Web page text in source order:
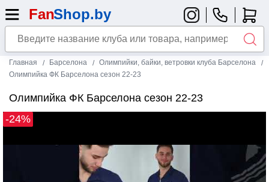
Главная Барселона
Олимпийки, байки, ветровки клуба Барселона
Олимпийка ФК Барселона сезон 22-23
Олимпийка ФК Барселона сезон 22-23
-24%